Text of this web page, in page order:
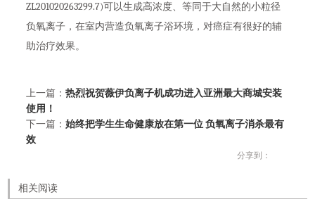
ZL201020263299.7)可以生成高浓度、等同于大自然的小粒径
负氧离子，在室内营造负氧离子浴环境，对癌症有很好的辅
助治疗效果。
上一篇：热烈祝贺薇伊负离子机成功进入亚洲最大商城安装
使用！
下一篇：始终把学生生命健康放在第一位 负氧离子消杀最有
效
分享到：
相关阅读